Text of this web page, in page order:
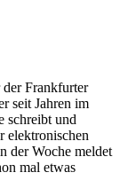
Frankfurter
seit Jahren im
schreibt und
elektronischen
der Woche meldet
mal etwas